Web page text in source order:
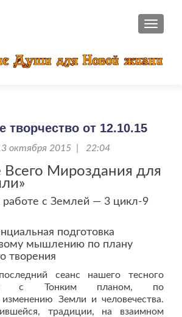
творчество от 12.10.15
октября 2015 | 22:04
Всего Мироздания для
работе с Землей — 3 цикл-9
подготовка
мышлению по плану
творения
сеанс нашего тесного
с Тонким планом, по
Земли и человечества.
традиции, на взаимном